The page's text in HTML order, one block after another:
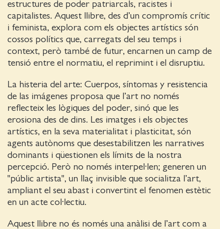
estructures de poder patriarcals, racistes i
capitalistes. Aquest llibre, des d’un compromís crític
i feminista, explora com els objectes artístics són
cossos polítics que, carregats del seu temps i
context, però també de futur, encarnen un camp de
tensió entre el normatiu, el reprimint i el disruptiu.
La histeria del arte: Cuerpos, síntomas y resistencia
de las imágenes proposa que l’art no només
reflecteix les lògiques del poder, sinó que les
erosiona des de dins. Les imatges i els objectes
artístics, en la seva materialitat i plasticitat, són
agents autònoms que desestabilitzen les narratives
dominants i qüestionen els límits de la nostra
percepció. Però no només interpel·len; generen un
"públic artista", un llaç invisible que socialitza l’art,
ampliant el seu abast i convertint el fenomen estètic
en un acte col·lectiu.
Aquest llibre no és només una anàlisi de l’art com a